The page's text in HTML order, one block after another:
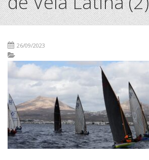
26/09/2023